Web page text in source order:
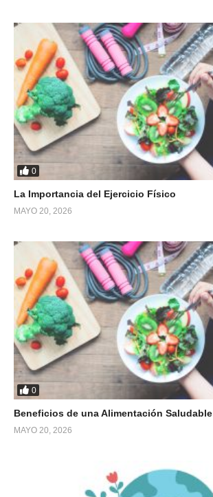
0
La Importancia del Ejercicio Físico
MAYO 20, 2026
0
Beneficios de una Alimentación Saludable
MAYO 20, 2026